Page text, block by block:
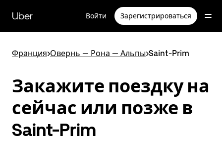
перейти
к
Uber Войти Зарегистрироваться
Франция>Овернь — Рона — Альпы>Saint-Prim
Закажите поездку на
сейчас или позже в
Saint-Prim